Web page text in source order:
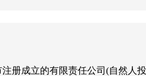
册成立的有限责任公司(自然人